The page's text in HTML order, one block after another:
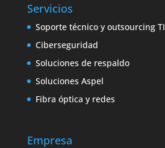
Servicios
Soporte técnico y outsourcing TI
Ciberseguridad
Soluciones de respaldo
Soluciones Aspel
Fibra óptica y redes
Empresa